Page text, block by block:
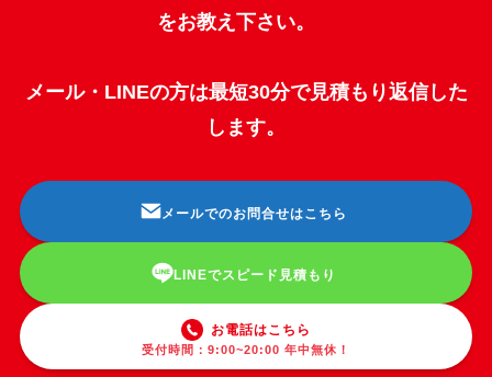
をお教え下さい。
メール・LINEの方は最短30分で見積もり返信した
します。
メールでのお問合せはこちら
LINEでスピード見積もり
お電話はこちら
受付時間：9:00~20:00 年中無休！